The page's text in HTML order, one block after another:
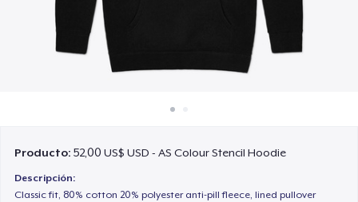
Producto:52,00 US$ USD - AS Colour Stencil Hoodie
Descripción:
Classic fit, 80% cotton 20% polyester anti-pill fleece, lined pullover